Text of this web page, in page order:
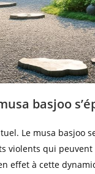
basjoo
Le musa basjoo
violents qui
effet à cette